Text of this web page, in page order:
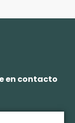
en contacto